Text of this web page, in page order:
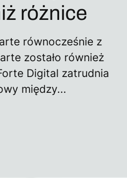
różnice
równocześnie z
zostało również
Digital zatrudnia
między...